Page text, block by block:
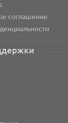
соглашение